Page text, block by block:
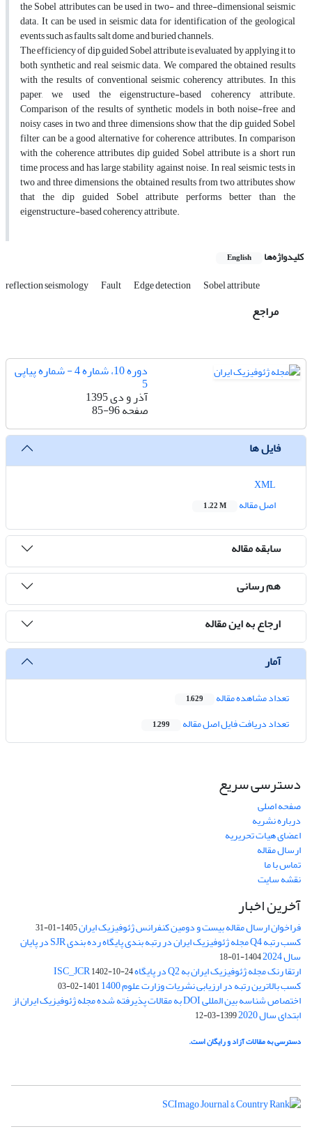
the Sobel attributes can be used in two- and three-dimensional seismic
data. It can be used in seismic data for identification of the geological
events such as faults, salt dome, and buried channels.
The efficiency of dip guided Sobel attribute is evaluated by applying it to
both synthetic and real seismic data. We compared the obtained results
with the results of conventional seismic coherency attributes. In this
paper, we used the eigenstructure-based coherency attribute.
Comparison of the results of synthetic models in both noise-free and
noisy cases in two and three dimensions show that the dip guided Sobel
filter can be a good alternative for coherence attributes. In comparison
with the coherence attributes, dip guided Sobel attribute is a short run
time process and has large stability against noise. In real seismic tests in
two and three dimensions, the obtained results from two attributes show
that the dip guided Sobel attribute performs better than the
eigenstructure-based coherency attribute.
کلیدواژه‌ها English
reflection seismology Fault Edge detection Sobel attribute
مراجع
دوره 10، شماره 4 - شماره پیاپی
5
آذر و دی 1395
صفحه85-96
فایل ها
اصل مقاله
1.22 M
سابقه مقاله
هم رسانی
ارجاع به این مقاله
آمار
تعداد مشاهده مقاله 1,629
تعداد دریافت فایل اصل مقاله 1,299
دسترسی سریع
صفحه اصلی
درباره نشریه
اعضای هیات تحریریه
ارسال مقاله
تماس با ما
نقشه سایت
آخرین اخبار
فراخوان ارسال مقاله بیست و دومین کنفرانس ژئوفیزیک ایران1405-01-31
کسب رتبه Q4 مجله ژئوفیزیک ایران در رتبه بندی پایگاه رده بندی SJR در پایان
سال 2024 1404-01-18
ارتقا رنک مجله ژئوفیزیک ایران به Q2 در پایگاه ISC_JCR 1402-10-24
کسب بالاترین رتبه در ارزیابی نشریات وزارت علوم 1400 1401-02-03
اختصاص شناسه بین المللی DOI به مقالات پذیرفته شده مجله ژئوفیزیک ایران از
ابتدای سال 2020 1399-03-12
دسترسی به مقالات آزاد و رایگان است.